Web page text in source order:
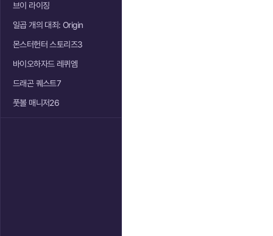
브이 라이징
일곱 개의 대죄: Origin
몬스터헌터 스토리즈3
바이오하자드 레퀴엠
드래곤 퀘스트7
풋볼 매니저26